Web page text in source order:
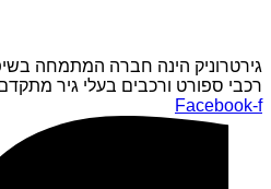
גירטרוניק הינה חברה המתמחה
רכבי ספורט ורכבים בעלי גיר
Facebook-f